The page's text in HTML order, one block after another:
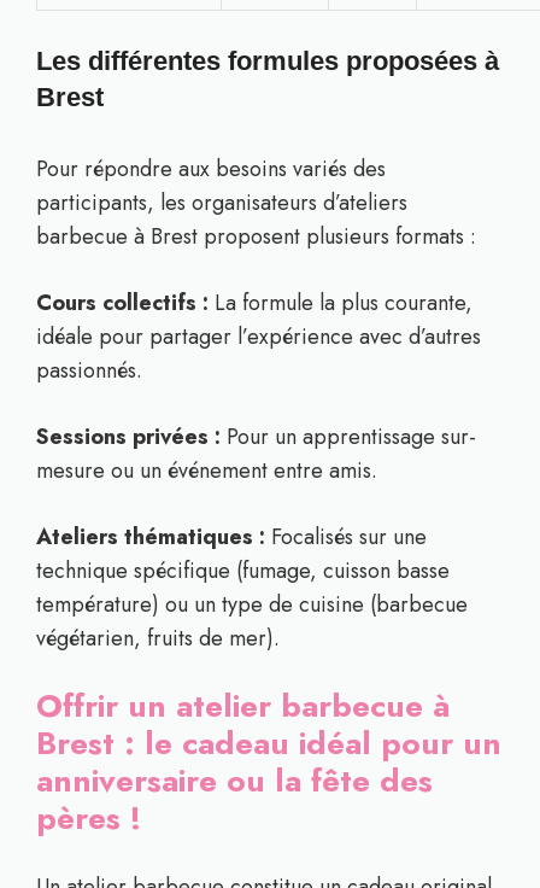
Les différentes formules proposées à
Brest
Pour répondre aux besoins variés des
participants, les organisateurs d’ateliers
barbecue à Brest proposent plusieurs formats :
Cours collectifs : La formule la plus courante,
idéale pour partager l’expérience avec d’autres
passionnés.
Sessions privées : Pour un apprentissage sur-
mesure ou un événement entre amis.
Ateliers thématiques : Focalisés sur une
technique spécifique (fumage, cuisson basse
température) ou un type de cuisine (barbecue
végétarien, fruits de mer).
Offrir un atelier barbecue à
Brest : le cadeau idéal pour un
anniversaire ou la fête des
pères !